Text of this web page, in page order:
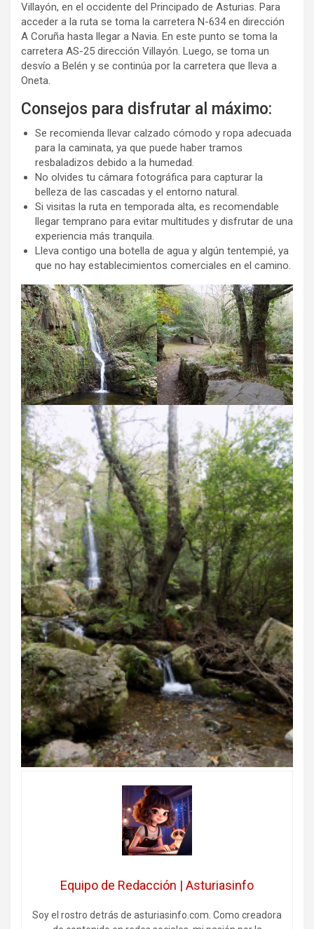
Villayón, en el occidente del Principado de Asturias. Para
acceder a la ruta se toma la carretera N-634 en dirección
A Coruña hasta llegar a Navia. En este punto se toma la
carretera AS-25 dirección Villayón. Luego, se toma un
desvío a Belén y se continúa por la carretera que lleva a
Oneta.
Consejos para disfrutar al máximo:
Se recomienda llevar calzado cómodo y ropa adecuada
para la caminata, ya que puede haber tramos
resbaladizos debido a la humedad.
No olvides tu cámara fotográfica para capturar la
belleza de las cascadas y el entorno natural.
Si visitas la ruta en temporada alta, es recomendable
llegar temprano para evitar multitudes y disfrutar de una
experiencia más tranquila.
Lleva contigo una botella de agua y algún tentempié, ya
que no hay establecimientos comerciales en el camino.
Equipo de Redacción | Asturiasinfo
Soy el rostro detrás de asturiasinfo.com. Como creadora